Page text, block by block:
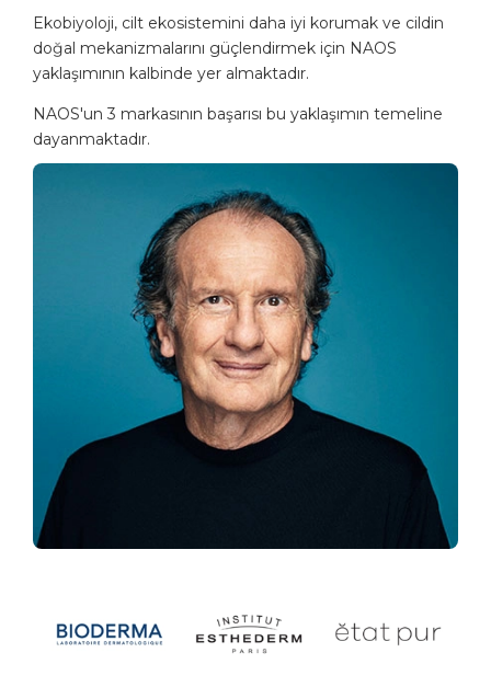
Ekobiyoloji, cilt ekosistemini daha iyi korumak ve cildin
doğal mekanizmalarını güçlendirmek için NAOS
yaklaşımının kalbinde yer almaktadır.
NAOS'un 3 markasının başarısı bu yaklaşımın temeline
dayanmaktadır.